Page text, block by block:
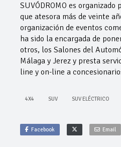
SUVÓDROMO es organizado
que atesora más de veinte
organización de eventos
ha sido la encargada de
otros, los Salones del
Málaga y Jerez y presta
line y on-line a
4X4 SUV SUV ELÉCTRICO
Facebook Email